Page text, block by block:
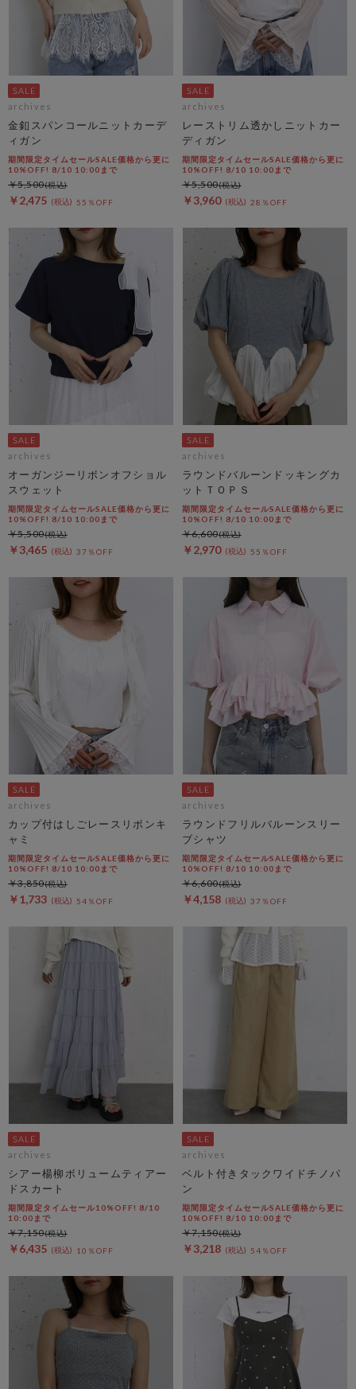
archives
金釦スパンコールニットカーデ
ィガン
期間限定タイムセールSALE価格から更に
10%OFF! 8/10 10:00まで
￥2,475 55％OFF
￥5,500
archives
レーストリム透かしニットカー
ディガン
期間限定タイムセールSALE価格から更に
10%OFF! 8/10 10:00まで
￥3,960 28％OFF
￥5,500
archives
オーガンジーリボンオフショル
スウェット
期間限定タイムセールSALE価格から更に
10%OFF! 8/10 10:00まで
￥3,465 37％OFF
￥5,500
archives
ラウンドバルーンドッキングカ
ットＴＯＰＳ
期間限定タイムセールSALE価格から更に
10%OFF! 8/10 10:00まで
￥2,970 55％OFF
￥6,600
archives
カップ付はしごレースリボンキ
ャミ
期間限定タイムセールSALE価格から更に
10%OFF! 8/10 10:00まで
￥1,733 54％OFF
￥3,850
archives
ラウンドフリルバルーンスリー
ブシャツ
期間限定タイムセールSALE価格から更に
10%OFF! 8/10 10:00まで
￥4,158 37％OFF
￥6,600
archives
シアー楊柳ボリュームティアー
ドスカート
期間限定タイムセール10%OFF! 8/10
10:00まで
￥6,435 10％OFF
￥7,150
archives
ベルト付きタックワイドチノパ
ン
期間限定タイムセールSALE価格から更に
10%OFF! 8/10 10:00まで
￥3,218 54％OFF
￥7,150